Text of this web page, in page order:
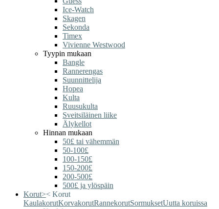
Ice-Watch
Skagen
Sekonda
Timex
Vivienne Westwood
Tyypin mukaan
Bangle
Rannerengas
Suunnittelija
Hopea
Kulta
Ruusukulta
Sveitsiläinen liike
Älykellot
Hinnan mukaan
50£ tai vähemmän
50-100£
100-150£
150-200£
200-500£
500£ ja ylöspäin
Korut>< Korut
KaulakorutKorvakorutRannekorutSormuksetUutta koruissa